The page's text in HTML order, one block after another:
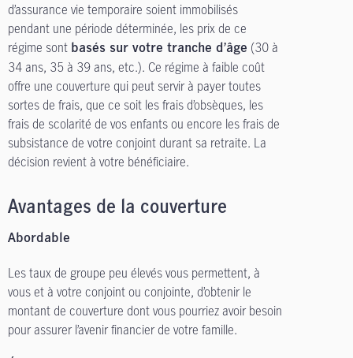
d’assurance vie temporaire soient immobilisés
pendant une période déterminée, les prix de ce
régime sont basés sur votre tranche d’âge (30 à
34 ans, 35 à 39 ans, etc.). Ce régime à faible coût
offre une couverture qui peut servir à payer toutes
sortes de frais, que ce soit les frais d’obsèques, les
frais de scolarité de vos enfants ou encore les frais de
subsistance de votre conjoint durant sa retraite. La
décision revient à votre bénéficiaire.
Avantages de la couverture
Abordable
Les taux de groupe peu élevés vous permettent, à
vous et à votre conjoint ou conjointe, d’obtenir le
montant de couverture dont vous pourriez avoir besoin
pour assurer l’avenir financier de votre famille.